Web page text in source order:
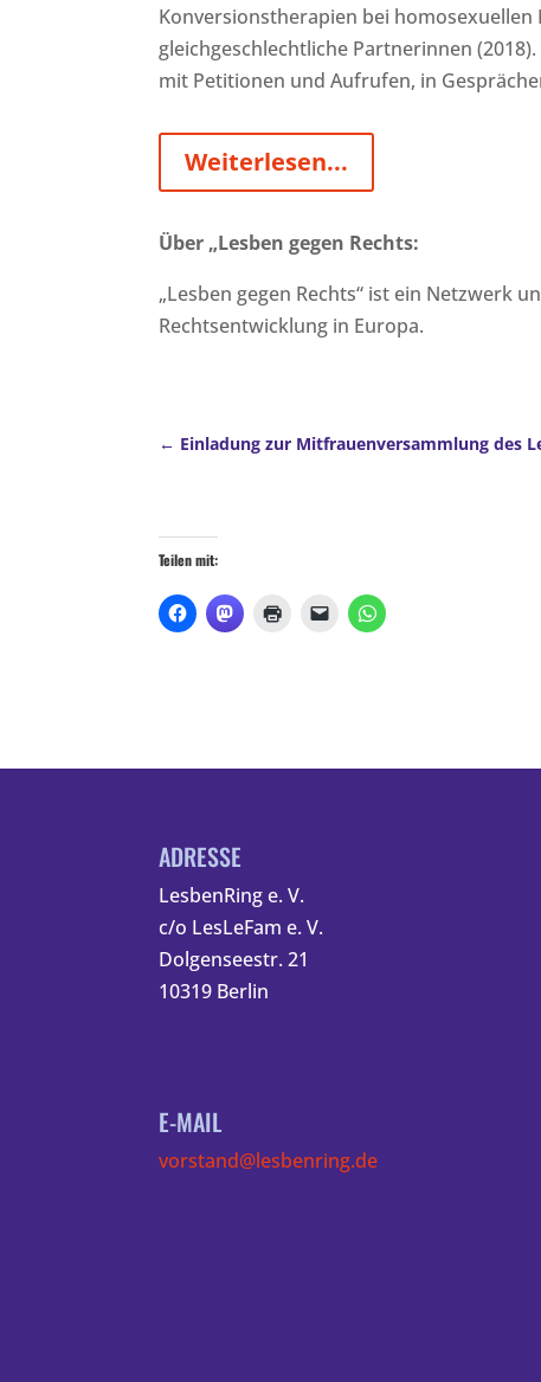
Konversionstherapien bei
gleichgeschlechtliche Partnerinnen
mit Petitionen und Aufrufen, in
Weiterlesen...
Über „Lesben gegen Rechts:
„Lesben gegen Rechts“ ist ein Netzwerk
Rechtsentwicklung in Europa.
Einladung zur Mitfrauenversammlung des
Teilen mit:
ADRESSE
LesbenRing e. V.
c/o LesLeFam e. V.
Dolgenseestr. 21
10319 Berlin
E-MAIL
vorstand@lesbenring.de